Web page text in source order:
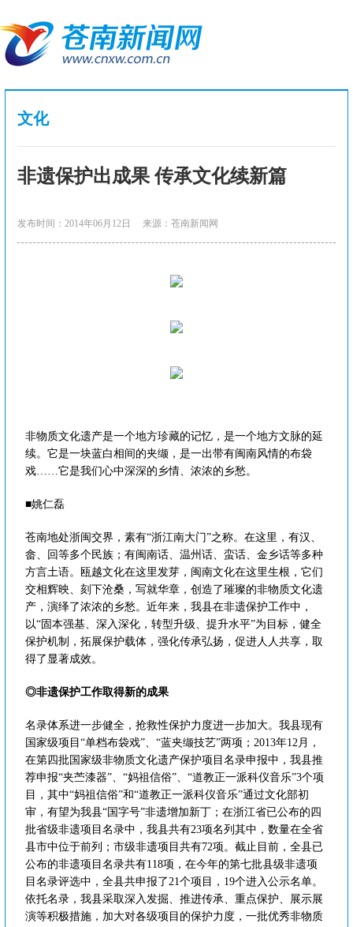
文化
非遗保护出成果 传承文化续新篇
发布时间：2014年06月12日 来源：苍南新闻网
非物质文化遗产是一个地方珍藏的记忆，是一个地方文脉的延
续。它是一块蓝白相间的夹缬，是一出带有闽南风情的布袋
戏……它是我们心中深深的乡情、浓浓的乡愁。
■姚仁磊
苍南地处浙闽交界，素有“浙江南大门”之称。在这里，有汉、
畲、回等多个民族；有闽南话、温州话、蛮话、金乡话等多种
方言土语。瓯越文化在这里发芽，闽南文化在这里生根，它们
交相辉映、刻下沧桑，写就华章，创造了璀璨的非物质文化遗
产，演绎了浓浓的乡愁。近年来，我县在非遗保护工作中，
以“固本强基、深入深化，转型升级、提升水平”为目标，健全
保护机制，拓展保护载体，强化传承弘扬，促进人人共享，取
得了显著成效。
◎非遗保护工作取得新的成果
名录体系进一步健全，抢救性保护力度进一步加大。我县现有
国家级项目“单档布袋戏”、“蓝夹缬技艺”两项；2013年12月，
在第四批国家级非物质文化遗产保护项目名录申报中，我县推
荐申报“夹苎漆器”、“妈祖信俗”、“道教正一派科仪音乐”3个项
目，其中“妈祖信俗”和“道教正一派科仪音乐”通过文化部初
审，有望为我县“国字号”非遗增加新丁；在浙江省已公布的四
批省级非遗项目名录中，我县共有23项名列其中，数量在全省
县市中位于前列；市级非遗项目共有72项。截止目前，全县已
公布的非遗项目名录共有118项，在今年的第七批县级非遗项
目名录评选中，全县共申报了21个项目，19个进入公示名单。
依托名录，我县采取深入发掘、推进传承、重点保护、展示展
演等积极措施，加大对各级项目的保护力度，一批优秀非物质